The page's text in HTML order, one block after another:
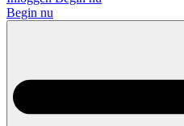
Begin nu